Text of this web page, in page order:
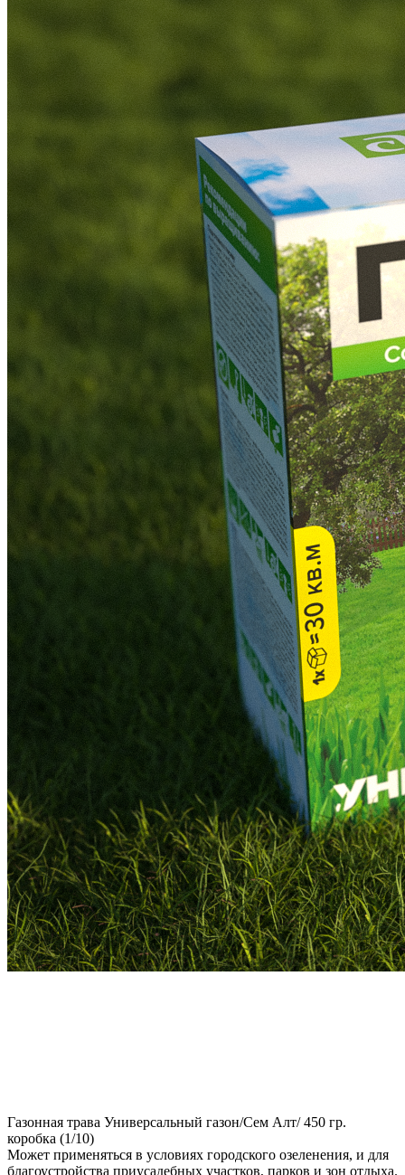
Газонная трава Универсальный газон/Сем Алт/ 450 гр.
коробка (1/10)
Может применяться в условиях городского озеленения, и для
благоустройства приусадебных участков, парков и зон отдыха.